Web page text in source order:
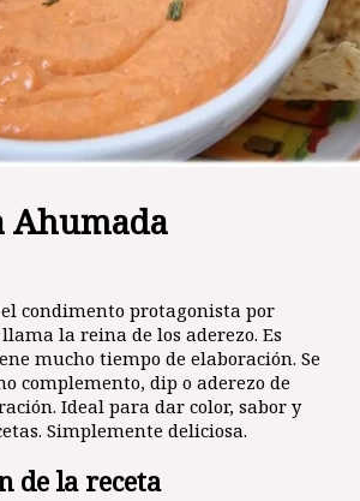
Ahumada
el condimento protagonista por
la reina de los aderezo. Es
mucho tiempo de elaboración. Se
complemento, dip o aderezo de
Ideal para dar color, sabor y
Simplemente deliciosa.
de la receta